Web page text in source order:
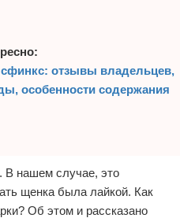
отзывы владельцев,
особенности содержания
В нашем случае, это
щенка была лайкой. Как
Об этом и рассказано